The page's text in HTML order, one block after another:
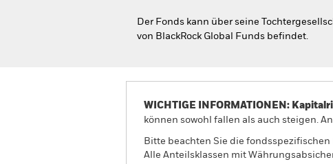
Der Fonds kann über seine
von BlackRock Global Funds befindet.
WICHTIGE INFORMATIONEN:
können sowohl fallen als auch steigen.
Bitte beachten Sie die fondsspezifischen
Alle Anteilsklassen mit